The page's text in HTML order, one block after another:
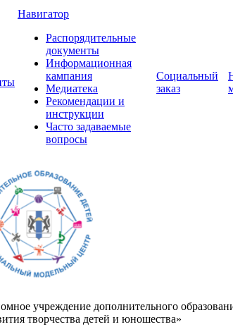
Навигатор
Распорядительные
документы
Информационная
кампания
Медиатека
Рекомендации и
инструкции
Часто задаваемые
вопросы
Социальный
заказ
учреждение дополнительного
творчества детей и юношества»